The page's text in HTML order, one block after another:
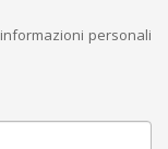
personali